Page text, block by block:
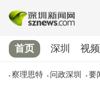
首页
察理思特 问政深圳 要
深圳 视频